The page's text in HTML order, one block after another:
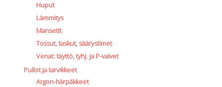
Huput
Lämmitys
Mansetit
Tossut, taskut, säärystimet
Venat: täyttö, tyhj. ja P-valvet
Pullot ja tarvikkeet
Argon-härpäkkeet